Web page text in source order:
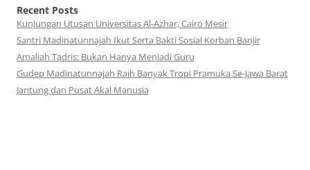
Recent Posts
Kunjungan Utusan Universitas Al-Azhar, Cairo Mesir
Santri Madinatunnajah Ikut Serta Bakti Sosial Korban Banjir
Amaliah Tadris: Bukan Hanya Menjadi Guru
Gudep Madinatunnajah Raih Banyak Tropi Pramuka Se-Jawa Barat
Jantung dan Pusat Akal Manusia